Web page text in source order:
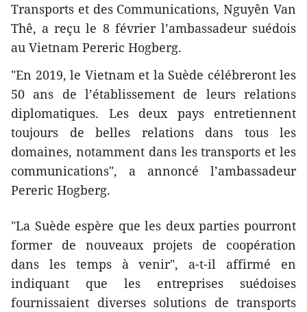
Transports et des Communications, Nguyên Van
Thê, a reçu le 8 février l’ambassadeur suédois
au Vietnam Pereric Hogberg.
"En 2019, le Vietnam et la Suède célébreront les
50 ans de l’établissement de leurs relations
diplomatiques. Les deux pays entretiennent
toujours de belles relations dans tous les
domaines, notamment dans les transports et les
communications", a annoncé l’ambassadeur
Pereric Hogberg.
"La Suède espère que les deux parties pourront
former de nouveaux projets de coopération
dans les temps à venir", a-t-il affirmé en
indiquant que les entreprises suédoises
fournissaient diverses solutions de transports